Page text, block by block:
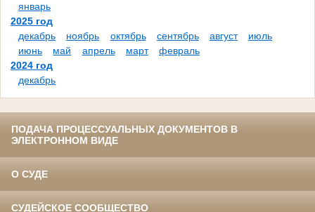
январь
2025 год
декабрь
ноябрь октябрь сентябрь август
июль
июнь
май апрель март
февраль
2024 год
декабрь
ПОДАЧА ПРОЦЕССУАЛЬНЫХ ДОКУМЕНТОВ В
ЭЛЕКТРОННОМ ВИДЕ
О СУДЕ
СУДЕЙСКОЕ СООБЩЕСТВО